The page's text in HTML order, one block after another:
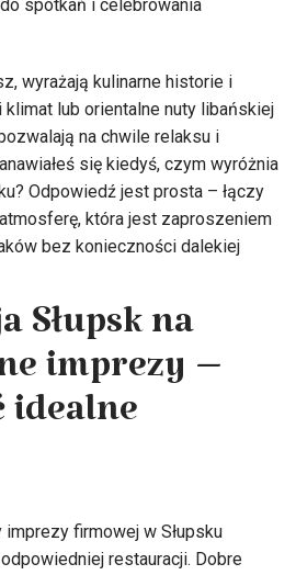
spotkań i celebrowania
wyrażają kulinarne historie i
klimat lub orientalne nuty libańskiej
na chwile relaksu i
się kiedyś, czym wyróżnia
Odpowiedź jest prosta – łączy
która jest zaproszeniem
bez konieczności dalekiej
Słupsk na
imprezy –
idealne
firmowej w Słupsku
restauracji. Dobre